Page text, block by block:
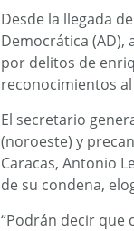
Desde la llegada
Democrática (AD),
por delitos de
reconocimientos
El secretario
(noroeste) y
Caracas, Antonio
de su condena,
“Podrán decir que